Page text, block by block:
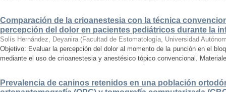
Comparación de la crioanestesia con la técnica
percepción del dolor en pacientes pediátricos durante la
Solís Hernández, Deyanira (Facultad de Estomatología, Universidad
Objetivo: Evaluar la percepción del dolor al momento de la punción en el
mediante el uso de crioanestesia y anestésico tópico convencional.
Prevalencia de caninos retenidos en una población